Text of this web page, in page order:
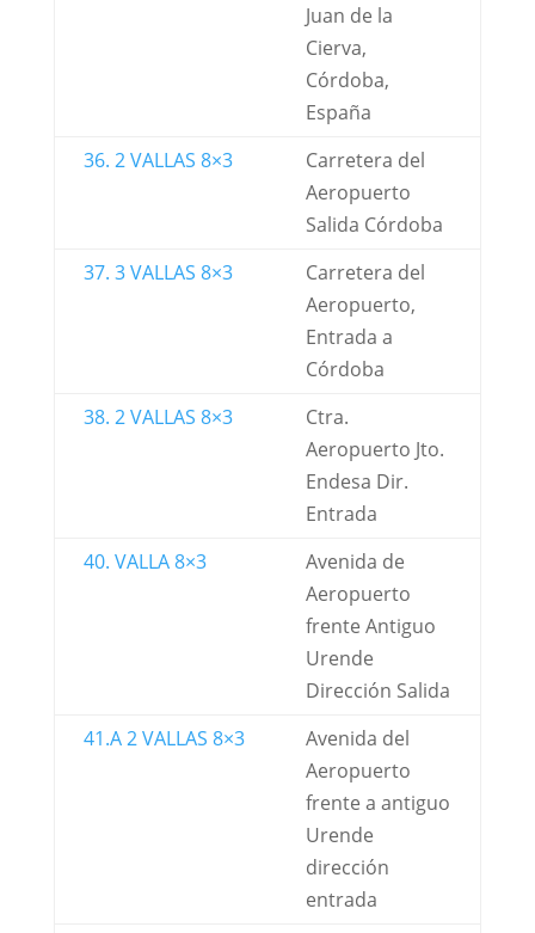
Juan de la
Cierva,
Córdoba,
España
36. 2 VALLAS 8×3
Carretera del
Aeropuerto
Salida Córdoba
37. 3 VALLAS 8×3
Carretera del
Aeropuerto,
Entrada a
Córdoba
38. 2 VALLAS 8×3
Ctra.
Aeropuerto Jto.
Endesa Dir.
Entrada
40. VALLA 8×3
Avenida de
Aeropuerto
frente Antiguo
Urende
Dirección Salida
41.A 2 VALLAS 8×3
Avenida del
Aeropuerto
frente a antiguo
Urende
dirección
entrada